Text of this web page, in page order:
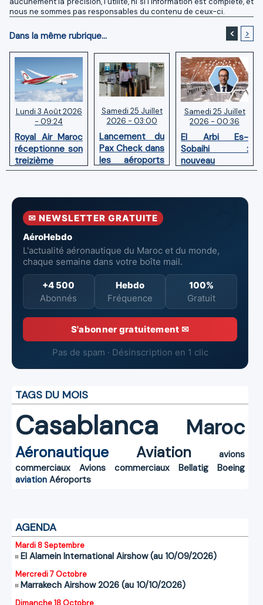
nous ne sommes pas responsables du contenu de ceux-ci.
Dans la même rubrique... < >
Lundi 3 Août 2026
- 09:24
Royal Air Maroc
réceptionne son
treizième
Boeing 787
Samedi 25 Juillet
2026 - 03:00
Lancement du
Pax Check dans
les aéroports
du Maroc
Samedi 25 Juillet
2026 - 00:36
El Arbi Es-
Sobaihi :
nouveau
directeur à la
l’Aéroport
Mohammed V
✉ NEWSLETTER GRATUITE
AéroHebdo
L'actualité aéronautique du Maroc et du monde,
chaque semaine dans votre boîte mail.
+4 500
Abonnés
Hebdo
Fréquence
100%
Gratuit
S'abonner gratuitement ✉
Pas de spam · Désinscription en 1 clic
TAGS DU MOIS
Casablanca Maroc
Aéronautique Aviation
avions
commerciaux
Avions commerciaux Bellatig
Boeing
aviation Aéroports
AGENDA
Mardi 8 Septembre
El Alamein International Airshow (au 10/09/2026)
Mercredi 7 Octobre
Marrakech Airshow 2026 (au 10/10/2026)
Dimanche 18 Octobre